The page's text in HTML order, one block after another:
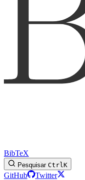
BibTeX
Pesquisar CtrlK
GitHub
Twitter